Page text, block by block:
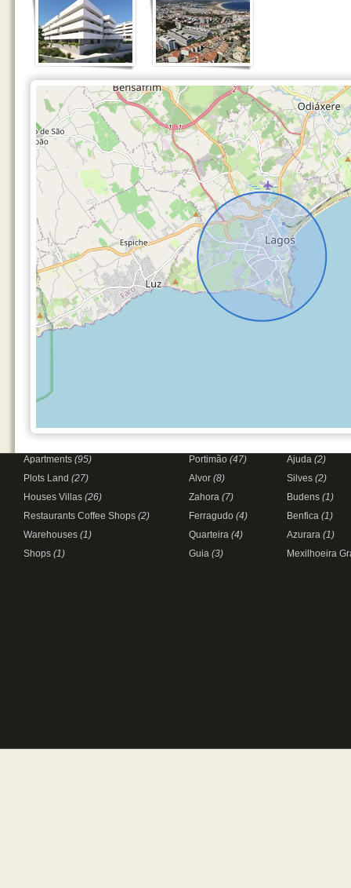
Apartments (95)
Plots Land (27)
Houses Villas (26)
Restaurants Coffee Shops (2)
Warehouses (1)
Shops (1)
Portimão (47)
Alvor (8)
Zahora (7)
Ferragudo (4)
Quarteira (4)
Guia (3)
Ajuda (2)
Silves (2)
Budens (1)
Benfica (1)
Azurara (1)
Mexilhoeira